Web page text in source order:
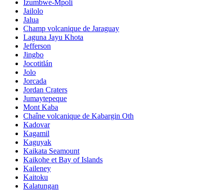
Izumbwe-Mpoli
Jailolo
Jalua
Champ volcanique de Jaraguay
Laguna Jayu Khota
Jefferson
Jingbo
Jocotitlán
Jolo
Jorcada
Jordan Craters
Jumaytepeque
Mont Kaba
Chaîne volcanique de Kabargin Oth
Kadovar
Kagamil
Kaguyak
Kaikata Seamount
Kaikohe et Bay of Islands
Kaileney
Kaitoku
Kalatungan